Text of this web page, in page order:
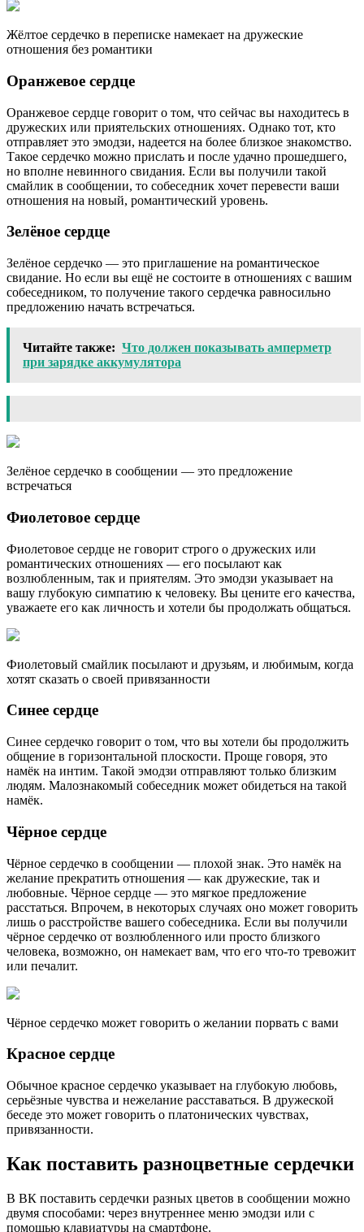
Жёлтое сердечко в переписке намекает на дружеские
отношения без романтики
Оранжевое сердце
Оранжевое сердце говорит о том, что сейчас вы находитесь в
дружеских или приятельских отношениях. Однако тот, кто
отправляет это эмодзи, надеется на более близкое знакомство.
Такое сердечко можно прислать и после удачно прошедшего,
но вполне невинного свидания. Если вы получили такой
смайлик в сообщении, то собеседник хочет перевести ваши
отношения на новый, романтический уровень.
Зелёное сердце
Зелёное сердечко — это приглашение на романтическое
свидание. Но если вы ещё не состоите в отношениях с вашим
собеседником, то получение такого сердечка равносильно
предложению начать встречаться.
Читайте также: Что должен показывать амперметр
при зарядке аккумулятора
Зелёное сердечко в сообщении — это предложение
встречаться
Фиолетовое сердце
Фиолетовое сердце не говорит строго о дружеских или
романтических отношениях — его посылают как
возлюбленным, так и приятелям. Это эмодзи указывает на
вашу глубокую симпатию к человеку. Вы цените его качества,
уважаете его как личность и хотели бы продолжать общаться.
Фиолетовый смайлик посылают и друзьям, и любимым, когда
хотят сказать о своей привязанности
Синее сердце
Синее сердечко говорит о том, что вы хотели бы продолжить
общение в горизонтальной плоскости. Проще говоря, это
намёк на интим. Такой эмодзи отправляют только близким
людям. Малознакомый собеседник может обидеться на такой
намёк.
Чёрное сердце
Чёрное сердечко в сообщении — плохой знак. Это намёк на
желание прекратить отношения — как дружеские, так и
любовные. Чёрное сердце — это мягкое предложение
расстаться. Впрочем, в некоторых случаях оно может говорить
лишь о расстройстве вашего собеседника. Если вы получили
чёрное сердечко от возлюбленного или просто близкого
человека, возможно, он намекает вам, что его что-то тревожит
или печалит.
Чёрное сердечко может говорить о желании порвать с вами
Красное сердце
Обычное красное сердечко указывает на глубокую любовь,
серьёзные чувства и нежелание расставаться. В дружеской
беседе это может говорить о платонических чувствах,
привязанности.
Как поставить разноцветные сердечки
В ВК поставить сердечки разных цветов в сообщении можно
двумя способами: через внутреннее меню эмодзи или с
помощью клавиатуры на смартфоне.